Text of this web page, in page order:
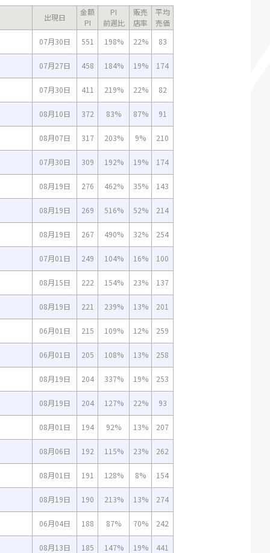
出現日
金額
PI
PI
前週比
販売
店率
平均
売価
07月30日
551 198% 22% 83
07月27日 458 184% 19% 174
07月30日 411 219% 22% 82
08月10日 372 83% 87% 91
08月07日 317 203% 9% 210
07月30日 309 192% 19% 174
08月19日 276 462% 35% 143
08月19日 269 516% 52% 214
08月19日 267 490% 32% 254
07月01日 249 104% 16% 100
08月15日 222 154% 23% 137
08月19日 221 239% 13% 201
06月01日 215 109% 12% 259
06月01日 205 108% 13% 258
08月19日 204 337% 19% 253
08月19日 204 127% 22% 93
08月01日 194 92% 13% 207
08月06日 192 115% 23% 262
08月01日 191 128% 8% 154
08月19日 190 213% 13% 274
06月04日 188 87% 70% 242
08月13日 185 147% 19% 441